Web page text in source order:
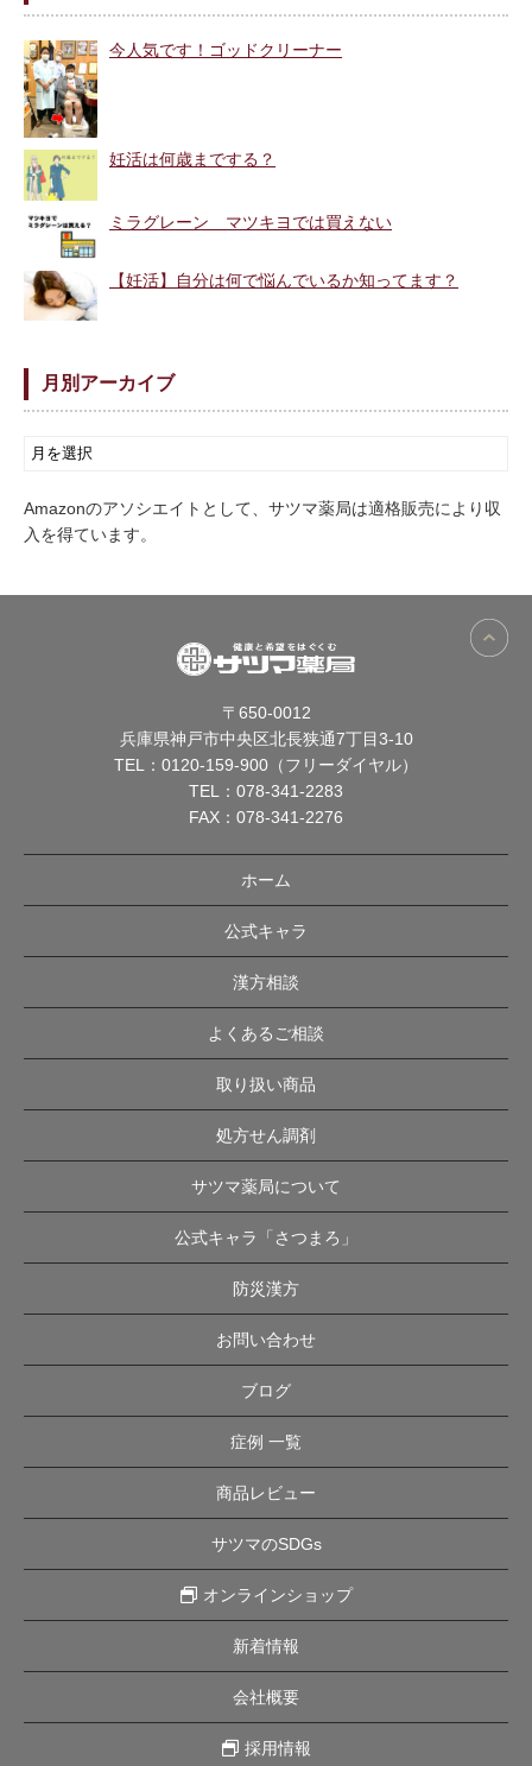
今人気です！ゴッドクリーナー
妊活は何歳までする？
ミラグレーン マツキヨでは買えない
【妊活】自分は何で悩んでいるか知ってます？
月別アーカイブ
Amazonのアソシエイトとして、サツマ薬局は適格販売により収
入を得ています。
〒650-0012
兵庫県神戸市中央区北長狭通7丁目3-10
TEL： 0120-159-900（フリーダイヤル）
TEL： 078-341-2283
FAX：078-341-2276
ホーム
公式キャラ
漢方相談
よくあるご相談
取り扱い商品
処方せん調剤
サツマ薬局について
公式キャラ「さつまろ」
防災漢方
お問い合わせ
ブログ
症例 一覧
商品レビュー
サツマのSDGs
オンラインショップ
新着情報
会社概要
採用情報